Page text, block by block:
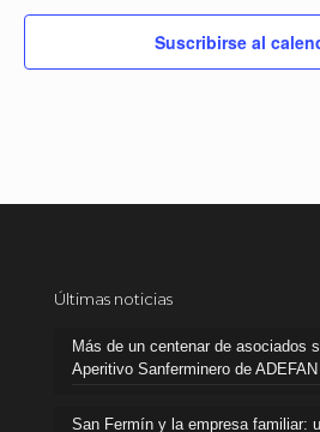
Suscribirse al
Últimas noticias
Más de un centenar de asociados
Aperitivo Sanferminero de ADEFAN
San Fermín y la empresa familiar: